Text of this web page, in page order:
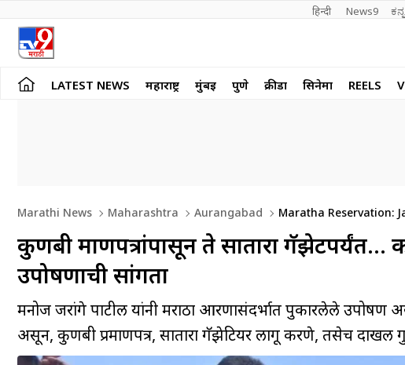
हिन्दी News9
LATEST NEWS महाराष्ट्र मुंबई पुणे क्रीडा सिनेमा REELS
Marathi News Maharashtra Aurangabad Maratha Reservation:
कुणबी प्रमाणपत्रांपासून ते सातारा
उपोषणाची सांगता
मनोज जरांगे पाटील यांनी मराठा आरक्षणासंदर्भात पुकारलेले
असून, कुणबी प्रमाणपत्र, सातारा गॅझेटियर लागू करणे, तसेच दाखल